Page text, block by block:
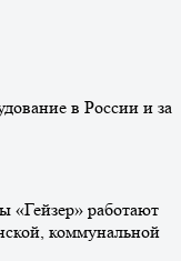
в России и за
«Гейзер» работают
коммунальной